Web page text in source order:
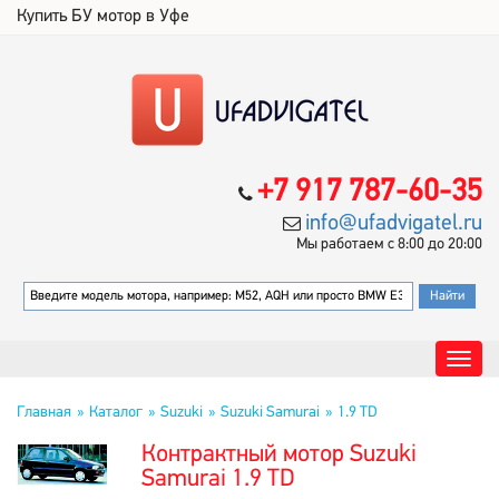
Купить БУ мотор в Уфе
+7 917 787-60-35
info@ufadvigatel.ru
Мы работаем с 8:00 до 20:00
Главная Каталог Suzuki Suzuki Samurai 1.9 TD
Контрактный мотор Suzuki
Samurai 1.9 TD